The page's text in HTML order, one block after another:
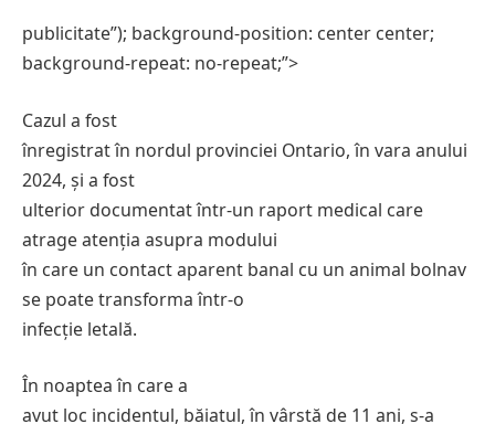
publicitate”); background-position: center center;
background-repeat: no-repeat;”>
Cazul a fost
înregistrat în nordul provinciei Ontario, în vara anului
2024, și a fost
ulterior documentat într-un raport medical care
atrage atenția asupra modului
în care un contact aparent banal cu un animal bolnav
se poate transforma într-o
infecție letală.
În noaptea în care a
avut loc incidentul, băiatul, în vârstă de 11 ani, s-a